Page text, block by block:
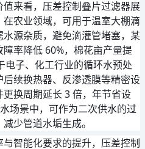
来看，压差控制叠片过滤器展
农业领域，可用于温室大棚滴
源杂质，避免滴灌管堵塞，某
率降低 60%，棉花亩产量提
电子、化工行业的循环水预处
续换热器、反渗透膜等精密设
换周期延长 3 倍，年节省设
场景中，可作为二次供水的过
少管道水垢生成。
智能化要求的提升，压差控制